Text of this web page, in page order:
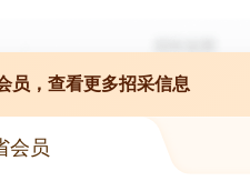
员，查看更多招采信息
会员